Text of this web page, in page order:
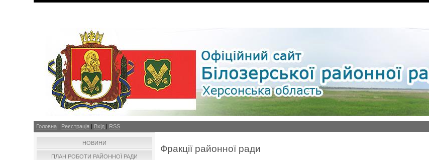
Головна | Реєстрація | Вхід | RSS
НОВИНИ
ПЛАН РОБОТИ РАЙОННОЇ РАДИ
Фракції районної ради